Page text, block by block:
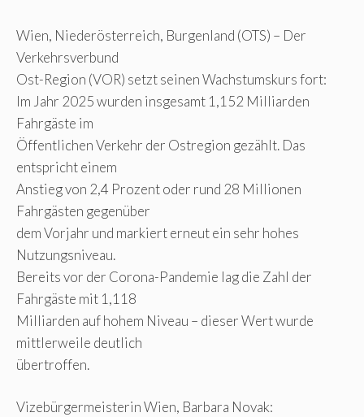
Wien, Niederösterreich, Burgenland (OTS) – Der
Verkehrsverbund
Ost-Region (VOR) setzt seinen Wachstumskurs fort:
Im Jahr 2025 wurden insgesamt 1,152 Milliarden
Fahrgäste im
Öffentlichen Verkehr der Ostregion gezählt. Das
entspricht einem
Anstieg von 2,4 Prozent oder rund 28 Millionen
Fahrgästen gegenüber
dem Vorjahr und markiert erneut ein sehr hohes
Nutzungsniveau.
Bereits vor der Corona-Pandemie lag die Zahl der
Fahrgäste mit 1,118
Milliarden auf hohem Niveau – dieser Wert wurde
mittlerweile deutlich
übertroffen.
Vizebürgermeisterin Wien, Barbara Novak: